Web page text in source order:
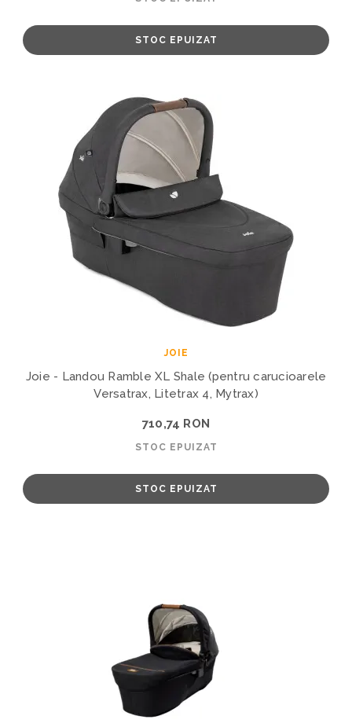
STOC EPUIZAT
JOIE
Joie - Landou Ramble XL Shale (pentru carucioarele
Versatrax, Litetrax 4, Mytrax)
710,74 RON
STOC EPUIZAT
STOC EPUIZAT